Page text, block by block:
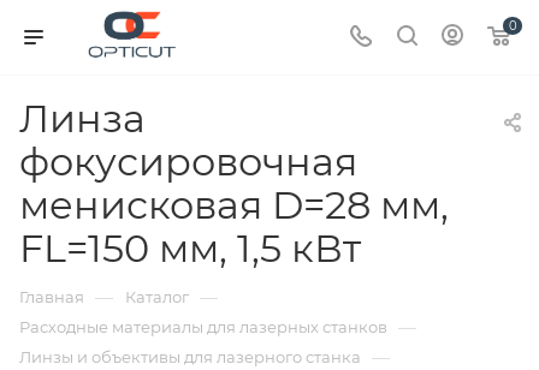
0
Линза
фокусировочная
менисковая D=28 мм,
FL=150 мм, 1,5 кВт
Главная — Каталог —
Расходные материалы для лазерных станков —
Линзы и объективы для лазерного станка —